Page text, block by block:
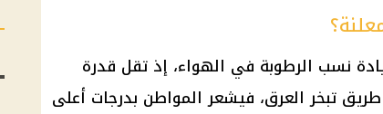
نسب الرطوبة في الهواء، إذ تقل قدرة
تبخر العرق، فيشعر المواطن بدرجات أعلى